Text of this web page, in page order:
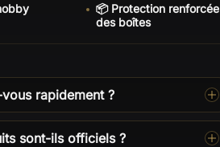
📦 Protection renforcée
des boîtes
rapidement ?
sont-ils officiels ?